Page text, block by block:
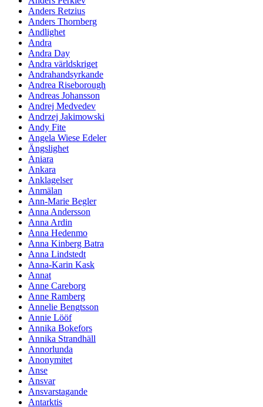
Anders Retzius
Anders Thornberg
Andlighet
Andra
Andra Day
Andra världskriget
Andrahandsyrkande
Andrea Riseborough
Andreas Johansson
Andrej Medvedev
Andrzej Jakimowski
Andy Fite
Angela Wiese Edeler
Ängslighet
Aniara
Ankara
Anklagelser
Anmälan
Ann-Marie Begler
Anna Andersson
Anna Ardin
Anna Hedenmo
Anna Kinberg Batra
Anna Lindstedt
Anna-Karin Kask
Annat
Anne Careborg
Anne Ramberg
Annelie Bengtsson
Annie Lööf
Annika Bokefors
Annika Strandhäll
Annorlunda
Anonymitet
Anse
Ansvar
Ansvarstagande
Antarktis